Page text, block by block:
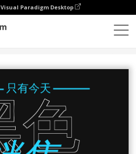
Visual Paradigm Desktop